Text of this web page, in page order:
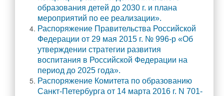
Ученикам
Классы и классные руководители
Расписание занятий
Учебная работа
Обучение с использованием дистанционных
образовательных технологий
образования детей до 2030 г. и плана
мероприятий по ее реализации».
Распоряжение Правительства Российской
Федерации от 29 мая 2015 г. № 996-р «Об
утверждении стратегии развития
воспитания в Российской Федерации на
период до 2025 года».
Распоряжение Комитета по образованию
Санкт-Петербурга от 14 марта 2016 г. N 701-